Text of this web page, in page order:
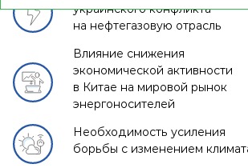
украинского конфликта
на нефтегазовую отрасль
Влияние снижения
экономической активности
в Китае на мировой рынок
энергоносителей
Необходимость усиления
борьбы с изменением